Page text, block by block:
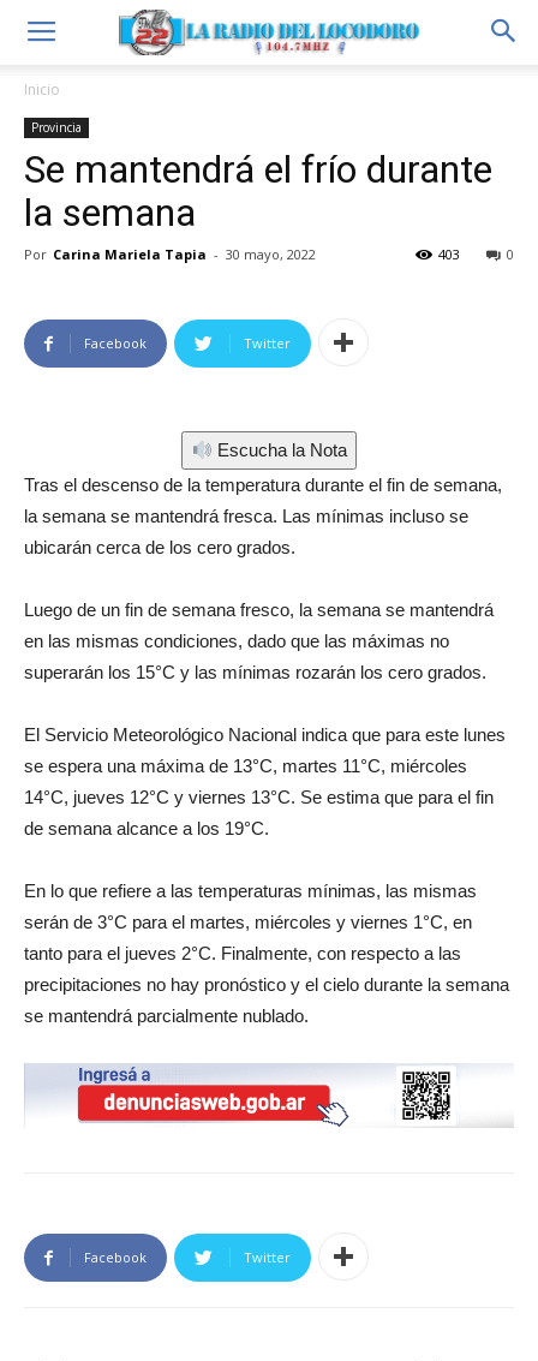
Inicio
Provincia
Se mantendrá el frío durante
la semana
Por Carina Mariela Tapia - 30 mayo, 2022 0
403
Facebook Twitter
Escucha la Nota
Tras el descenso de la temperatura durante el fin de semana,
la semana se mantendrá fresca. Las mínimas incluso se
ubicarán cerca de los cero grados.
Luego de un fin de semana fresco, la semana se mantendrá
en las mismas condiciones, dado que las máximas no
superarán los 15°C y las mínimas rozarán los cero grados.
El Servicio Meteorológico Nacional indica que para este lunes
se espera una máxima de 13°C, martes 11°C, miércoles
14°C, jueves 12°C y viernes 13°C. Se estima que para el fin
de semana alcance a los 19°C.
En lo que refiere a las temperaturas mínimas, las mismas
serán de 3°C para el martes, miércoles y viernes 1°C, en
tanto para el jueves 2°C. Finalmente, con respecto a las
precipitaciones no hay pronóstico y el cielo durante la semana
se mantendrá parcialmente nublado.
Facebook Twitter